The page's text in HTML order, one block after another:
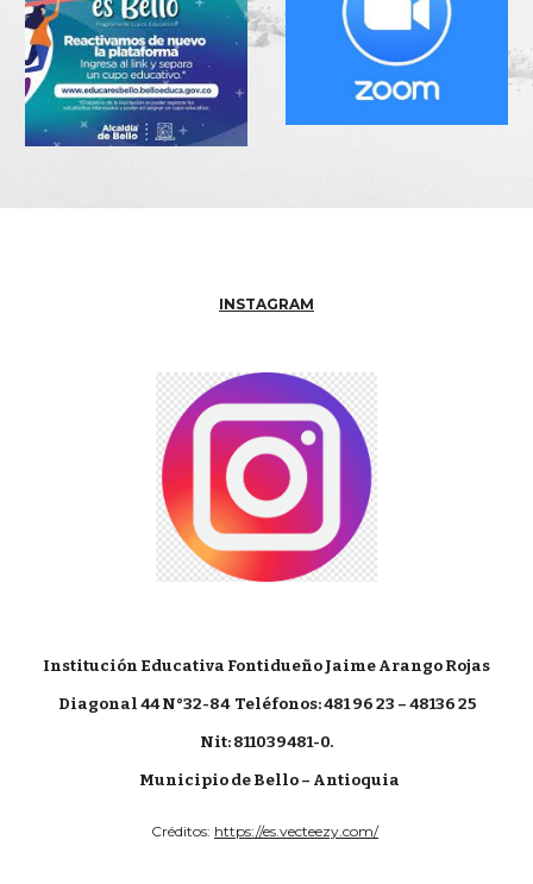
INSTAGRAM
Institución Educativa Fontidueño Jaime Arango Rojas
Diagonal 44 N°32-84 Teléfonos: 481 96 23 – 48136 25
Nit: 811039481-0.
Municipio de Bello – Antioquia
Créditos: https://es.vecteezy.com/